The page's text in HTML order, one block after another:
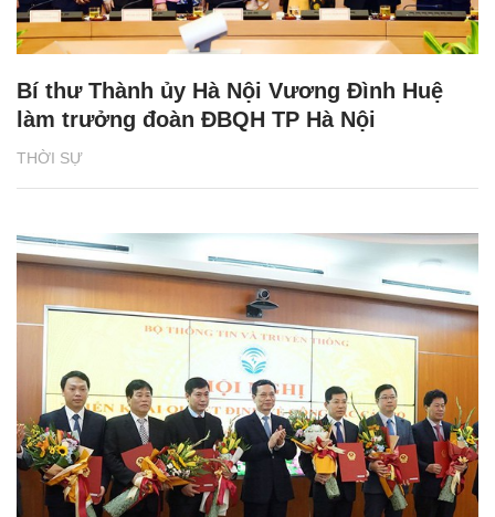
THỜI SỰ
Bí thư Thành ủy Hà Nội Vương Đình Huệ
làm trưởng đoàn ĐBQH TP Hà Nội